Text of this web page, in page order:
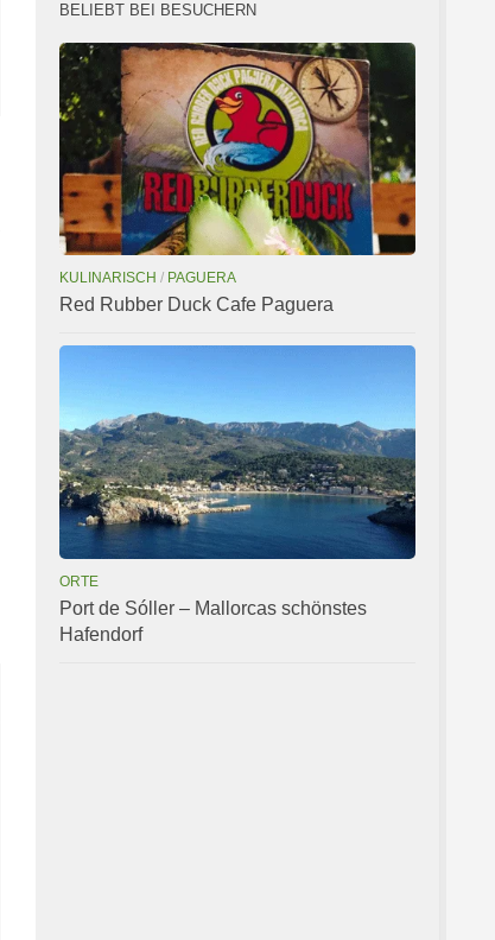
BELIEBT BEI BESUCHERN
KULINARISCH / PAGUERA
Red Rubber Duck Cafe Paguera
ORTE
Port de Sóller – Mallorcas schönstes
Hafendorf